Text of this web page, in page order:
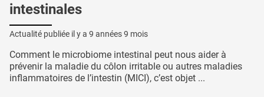
intestinales
Actualité publiée il y a 9 années 9 mois
Comment le microbiome intestinal peut nous aider à
prévenir la maladie du côlon irritable ou autres maladies
inflammatoires de l’intestin (MICI), c’est objet ...